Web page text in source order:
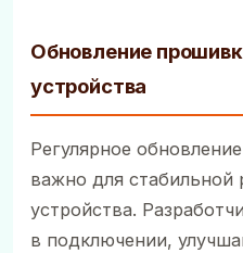
Обновление
устройства
Регулярное обновление
важно для стабильной
устройства.
в подключении,